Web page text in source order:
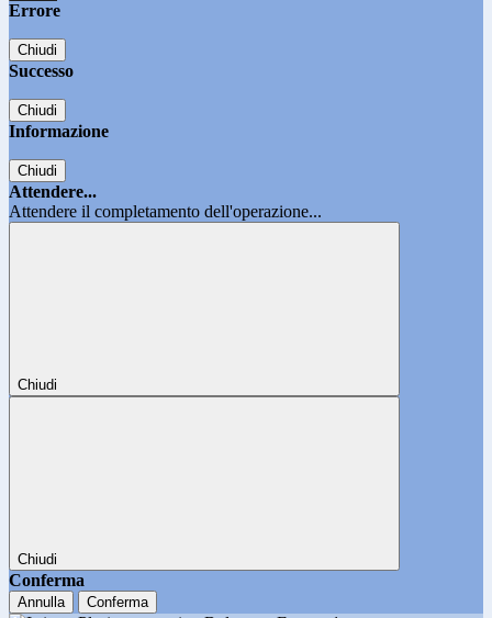
Errore
Chiudi
Successo
Chiudi
Informazione
Chiudi
Attendere...
Attendere il completamento dell'operazione...
Chiudi
Chiudi
Conferma
Annulla Conferma